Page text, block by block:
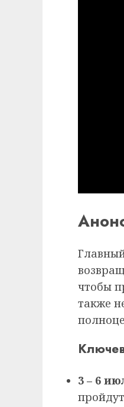
чтобы
также
3 – 6